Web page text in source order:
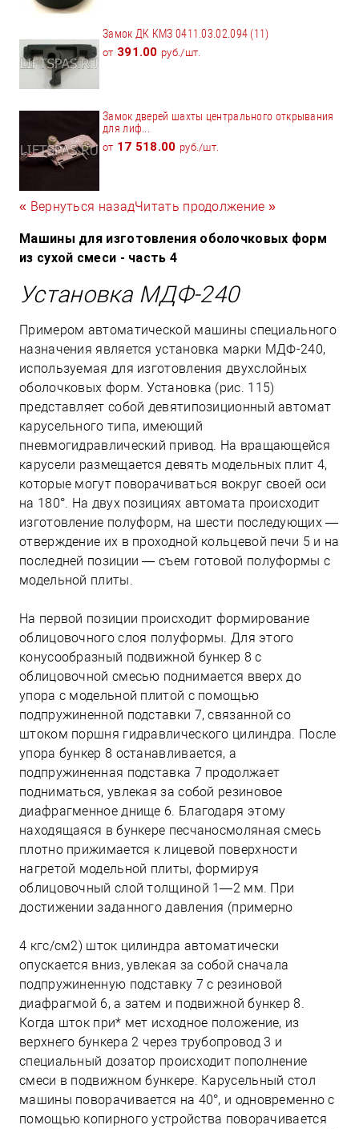
Замок ДК КМЗ 0411.03.02.094 (11)
от 391.00 руб./шт.
Замок дверей шахты центрального открывания
для лиф...
от 17 518.00 руб./шт.
« Вернуться назадЧитать продолжение »
Машины для изготовления оболочковых форм
из сухой смеси - часть 4
Установка МДФ-240
Примером автоматической машины специального
назначения является установка марки МДФ-240,
используемая для изготовления двухслойных
оболочковых форм. Установка (рис. 115)
представляет собой девятипозиционный автомат
карусельного типа, имеющий
пневмогидравлический привод. На вращающейся
карусели размещается девять модельных плит 4,
которые могут поворачиваться вокруг своей оси
на 180°. На двух позициях автомата происходит
изготовление полуформ, на шести последующих —
отверждение их в проходной кольцевой печи 5 и на
последней позиции — съем готовой полуформы с
модельной плиты.
На первой позиции происходит формирование
облицовочного слоя полуформы. Для этого
конусообразный подвижной бункер 8 с
облицовочной смесью поднимается вверх до
упора с модельной плитой с помощью
подпружиненной подставки 7, связанной со
штоком поршня гидравлического цилиндра. После
упора бункер 8 останавливается, а
подпружиненная подставка 7 продолжает
подниматься, увлекая за собой резиновое
диафрагменное днище 6. Благодаря этому
находящаяся в бункере песчаносмоляная смесь
плотно прижимается к лицевой поверхности
нагретой модельной плиты, формируя
облицовочный слой толщиной 1—2 мм. При
достижении заданного давления (примерно
4 кгс/см2) шток цилиндра автоматически
опускается вниз, увлекая за собой сначала
подпружиненную подставку 7 с резиновой
диафрагмой 6, а затем и подвижной бункер 8.
Когда шток при* мет исходное положение, из
верхнего бункера 2 через трубопровод 3 и
специальный дозатор происходит пополнение
смеси в подвижном бункере. Карусельный стол
машины поворачивается на 40°, и одновременно с
помощью копирного устройства поворачивается